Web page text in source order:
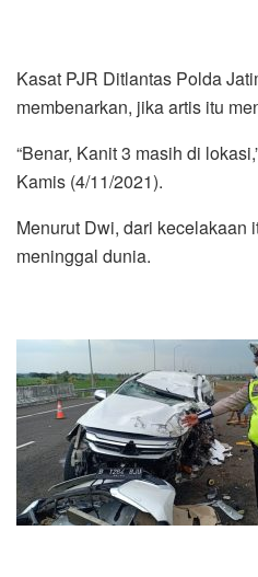
Kasat PJR Ditlantas Polda
membenarkan, jika artis itu
“Benar, Kanit 3 masih di
Kamis (4/11/2021).
Menurut Dwi, dari kecelakaan
meninggal dunia.